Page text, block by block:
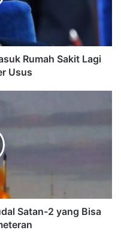
Rumah Sakit Lagi
Usus
Satan-2 yang Bisa